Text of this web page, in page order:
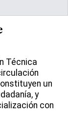
Técnica
un
y
con